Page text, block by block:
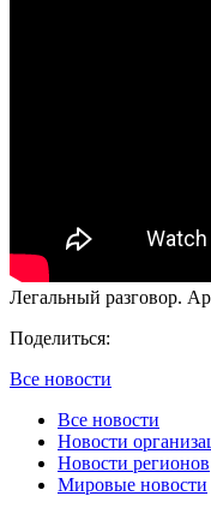
Легальный разговор.
Поделиться:
Все новости
Все новости
Новости
Новости регионов
Мировые новости